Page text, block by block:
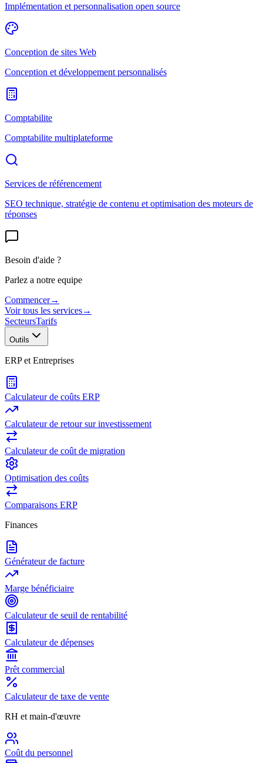
Implémentation et personnalisation open source
Conception de sites Web
Conception et développement personnalisés
Comptabilite
Comptabilite multiplateforme
Services de référencement
SEO technique, stratégie de contenu et optimisation des moteurs de
réponses
Besoin d'aide ?
Parlez a notre equipe
Commencer→
Voir tous les services→
SecteursTarifs
Outils
ERP et Entreprises
Calculateur de coûts ERP
Calculateur de retour sur investissement
Calculateur de coût de migration
Optimisation des coûts
Comparaisons ERP
Finances
Générateur de facture
Marge bénéficiaire
Calculateur de seuil de rentabilité
Calculateur de dépenses
Prêt commercial
Calculateur de taxe de vente
RH et main-d'œuvre
Coût du personnel